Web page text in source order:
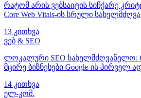
რატომ არის ვებსაიტის სიჩქარე
Core Web Vitals-ის სრული
13 კითხვა
ვებ & SEO
ლოკალური SEO სახელმძღვანელო:
მცირე ბიზნესები Google-ის პირველ
14 კითხვა
ელ-კომ.